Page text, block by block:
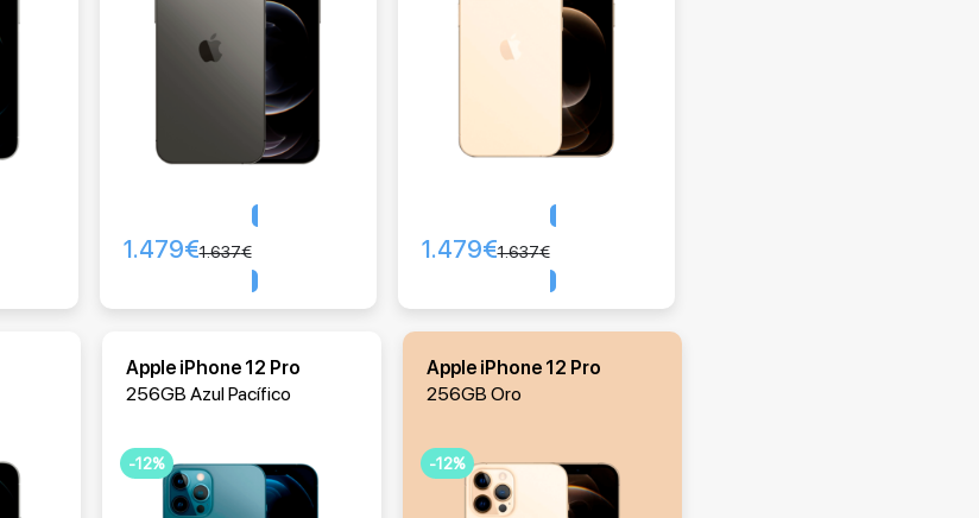
1.637€
1.479€ 1.637€
1.479€
Apple iPhone 12 Pro
256GB Azul Pacífico
-12%
Apple iPhone 12 Pro
256GB Oro
-12%